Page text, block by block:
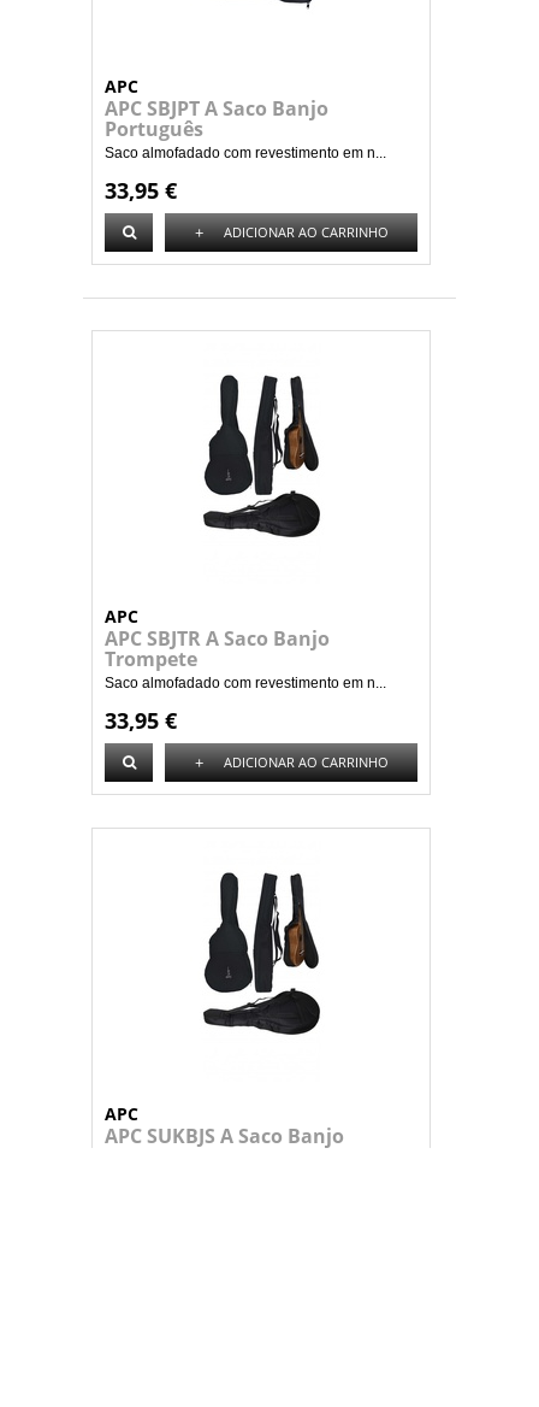
APC
APC SBJPT A Saco Banjo
Português
Saco almofadado com revestimento em n...
33,95 €
+ ADICIONAR AO CARRINHO
APC
APC SBJTR A Saco Banjo
Trompete
Saco almofadado com revestimento em n...
33,95 €
+ ADICIONAR AO CARRINHO
APC
APC SUKBJS A Saco Banjo